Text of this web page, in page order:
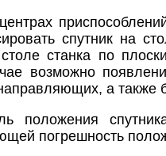
спутник на
станка по
возможно
а также
положения
погрешность